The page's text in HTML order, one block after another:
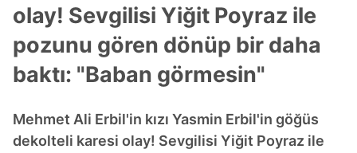
olay! Sevgilisi Yiğit Poyraz ile
pozunu gören dönüp bir daha
baktı: "Baban görmesin"
Mehmet Ali Erbil'in kızı Yasmin Erbil'in göğüs
dekolteli karesi olay! Sevgilisi Yiğit Poyraz ile